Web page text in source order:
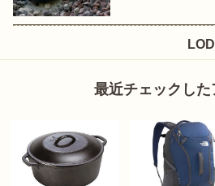
最近チェックした